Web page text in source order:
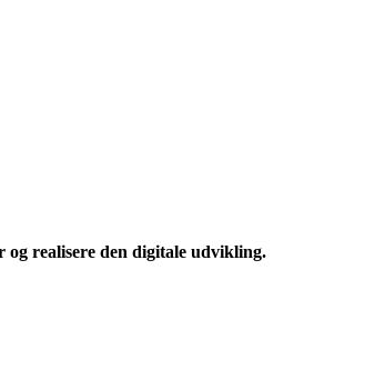
og realisere den digitale udvikling.